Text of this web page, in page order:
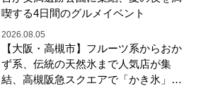
喫する4日間のグルメイベント
2026.08.05
【大阪・高槻市】フルーツ系からおか
ず系、伝統の天然氷まで人気店が集
結、高槻阪急スクエアで「かき氷」祭